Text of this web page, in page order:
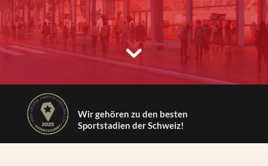
Wir gehören zu den besten
Sportstadien der Schweiz!